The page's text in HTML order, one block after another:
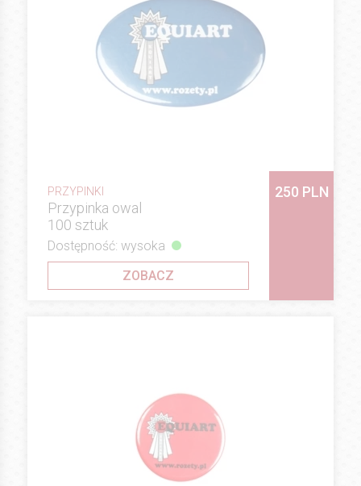
PRZYPINKI
Przypinka owal
100 sztuk
250 PLN
Dostępność: wysoka
ZOBACZ